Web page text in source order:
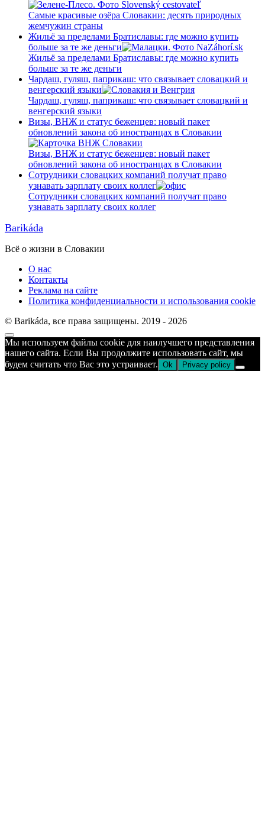
Самые красивые озёра Словакии: десять природных
жемчужин страны
Жильё за пределами Братиславы: где можно купить
больше за те же деньги
Жильё за пределами Братиславы: где можно купить
больше за те же деньги
Чардаш, гуляш, паприкаш: что связывает словацкий и
венгерский языки
Чардаш, гуляш, паприкаш: что связывает словацкий и
венгерский языки
Визы, ВНЖ и статус беженцев: новый пакет
обновлений закона об иностранцах в Словакии
Визы, ВНЖ и статус беженцев: новый пакет
обновлений закона об иностранцах в Словакии
Сотрудники словацких компаний получат право
узнавать зарплату своих коллег
Сотрудники словацких компаний получат право
узнавать зарплату своих коллег
Barikáda
Всё о жизни в Словакии
О нас
Контакты
Реклама на сайте
Политика конфиденциальности и использования cookie
© Barikáda, все права защищены. 2019 - 2026
Прокрутка
к
верху
Мы используем файлы cookie для наилучшего представления
нашего сайта. Если Вы продолжите использовать сайт, мы
будем считать что Вас это устраивает. Ok Privacy policy